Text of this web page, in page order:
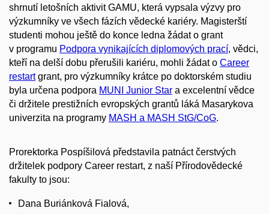
shrnutí letošních aktivit GAMU, která vypsala výzvy pro
výzkumníky ve všech fázích vědecké kariéry. Magisterští
studenti mohou ještě do konce ledna žádat o grant
v programu Podpora vynikajících diplomových prací, vědci,
kteří na delší dobu přerušili kariéru, mohli žádat o Career
restartgrant, pro výzkumníky krátce po doktorském studiu
byla určena podpora MUNI Junior Star a excelentní vědce
či držitele prestižních evropských grantů láká Masarykova
univerzita na programy MASH a MASH StG/CoG.
Prorektorka Pospíšilová představila patnáct čerstvých
držitelek podpory Career restart, z naší Přírodovědecké
fakulty to jsou:
Dana Buriánková Fialová,